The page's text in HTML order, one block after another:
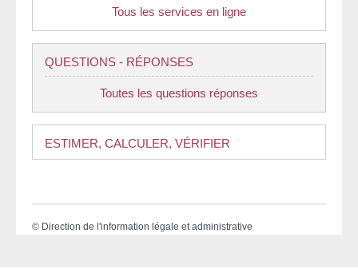
Tous les services en ligne
QUESTIONS - RÉPONSES
Toutes les questions réponses
ESTIMER, CALCULER, VÉRIFIER
© Direction de l'information légale et administrative